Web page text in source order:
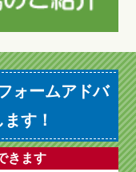
ォームアドバ
す！
きます